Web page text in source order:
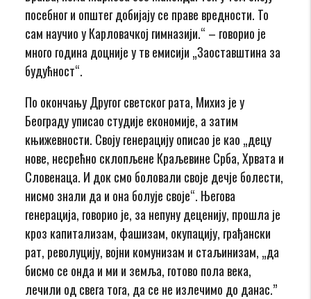
посебног и општег добијају се праве вредности. То
сам научио у Карловачкој гимназији.“ – говорио је
много година доцније у тв емисији „Заоставштина за
будућност“.
По окончању Другог светског рата, Михиз је у
Београду уписао студије економије, а затим
књижевности. Своју генерацију описао је као „децу
нове, несрећно склопљене Краљевине Срба, Хрвата и
Словенаца. И док смо боловали своје дечје болести,
нисмо знали да и она болује своје“. Његова
генерација, говорио је, за непуну деценију, прошла је
кроз капитализам, фашизам, окупацију, грађански
рат, револуцију, војни комунизам и стаљинизам, „да
бисмо се онда и ми и земља, готово пола века,
лечили од свега тога, да се не излечимо до данас.”